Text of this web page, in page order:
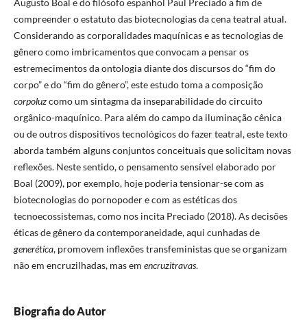
compreender o estatuto das biotecnologias da cena teatral atual.
Considerando as corporalidades maquínicas e as tecnologias de
gênero como imbricamentos que convocam a pensar os
estremecimentos da ontologia diante dos discursos do “fim do
corpo” e do “fim do gênero”, este estudo toma a composição
corpoluzcomo um sintagma da inseparabilidade do circuito
orgânico-maquínico. Para além do campo da iluminação cênica
ou de outros dispositivos tecnológicos do fazer teatral, este texto
aborda também alguns conjuntos conceituais que solicitam novas
reflexões. Neste sentido, o pensamento sensível elaborado por
Boal (2009), por exemplo, hoje poderia tensionar-se com as
biotecnologias do pornopoder e com as estéticas dos
tecnoecossistemas, como nos incita Preciado (2018). As decisões
éticas de gênero da contemporaneidade, aqui cunhadas de
generética, promovem inflexões transfeministas que se organizam
não em encruzilhadas, mas em encruzitravas.
Biografia do Autor